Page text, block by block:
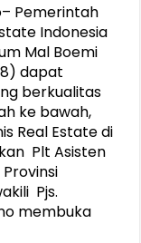
Pemerintah
Indonesia
Mal Boemi
dapat
berkualitas
ke bawah,
Real Estate di
Plt Asisten
Pjs.
membuka